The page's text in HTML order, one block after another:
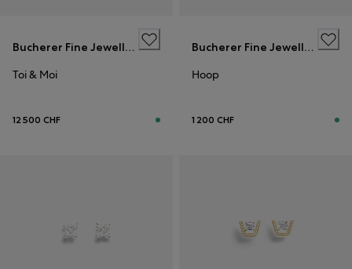
Bucherer Fine Jewellery
Toi & Moi
12 500 CHF
Bucherer Fine Jewellery
Hoop
1 200 CHF